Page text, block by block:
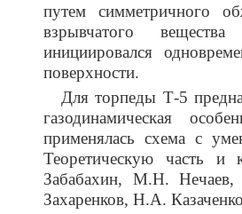
путем симметричного
взрывчатого
инициировался
поверхности.
Для торпеды Т-5
газодинамическая
применялась схема с
Теоретическую часть и
Забабахин, М.Н.
Захаренков, Н.А.